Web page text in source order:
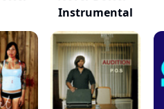
Instrumental